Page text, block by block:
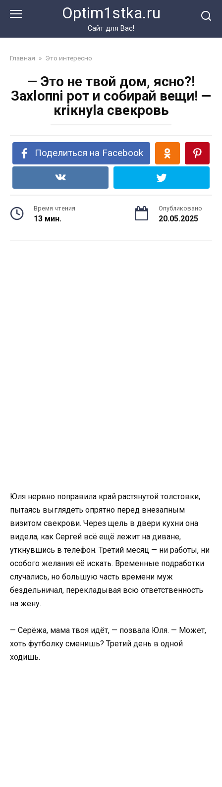
Optim1stka.ru
Сайт для Вас!
Главная » Это интересно
— Это не твой дом, ясно?!
Захlопni рот и собирай вещи! —
кriкнуlа свекровь
Поделиться на Facebook
Время чтения
13 мин.
Опубликовано
20.05.2025
Юля нервно поправила край растянутой толстовки,
пытаясь выглядеть опрятно перед внезапным
визитом свекрови. Через щель в двери кухни она
видела, как Сергей всё ещё лежит на диване,
уткнувшись в телефон. Третий месяц — ни работы, ни
особого желания её искать. Временные подработки
случались, но большую часть времени муж
бездельничал, перекладывая всю ответственность
на жену.
— Серёжа, мама твоя идёт, — позвала Юля. — Может,
хоть футболку сменишь? Третий день в одной
ходишь.